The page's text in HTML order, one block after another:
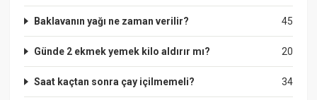
45
Baklavanın yağı ne zaman verilir?
20
Günde 2 ekmek yemek kilo aldırır mı?
34
Saat kaçtan sonra çay içilmemeli?